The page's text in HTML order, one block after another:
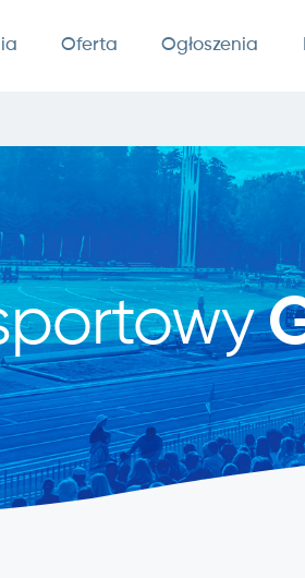
Oferta Ogłoszenia